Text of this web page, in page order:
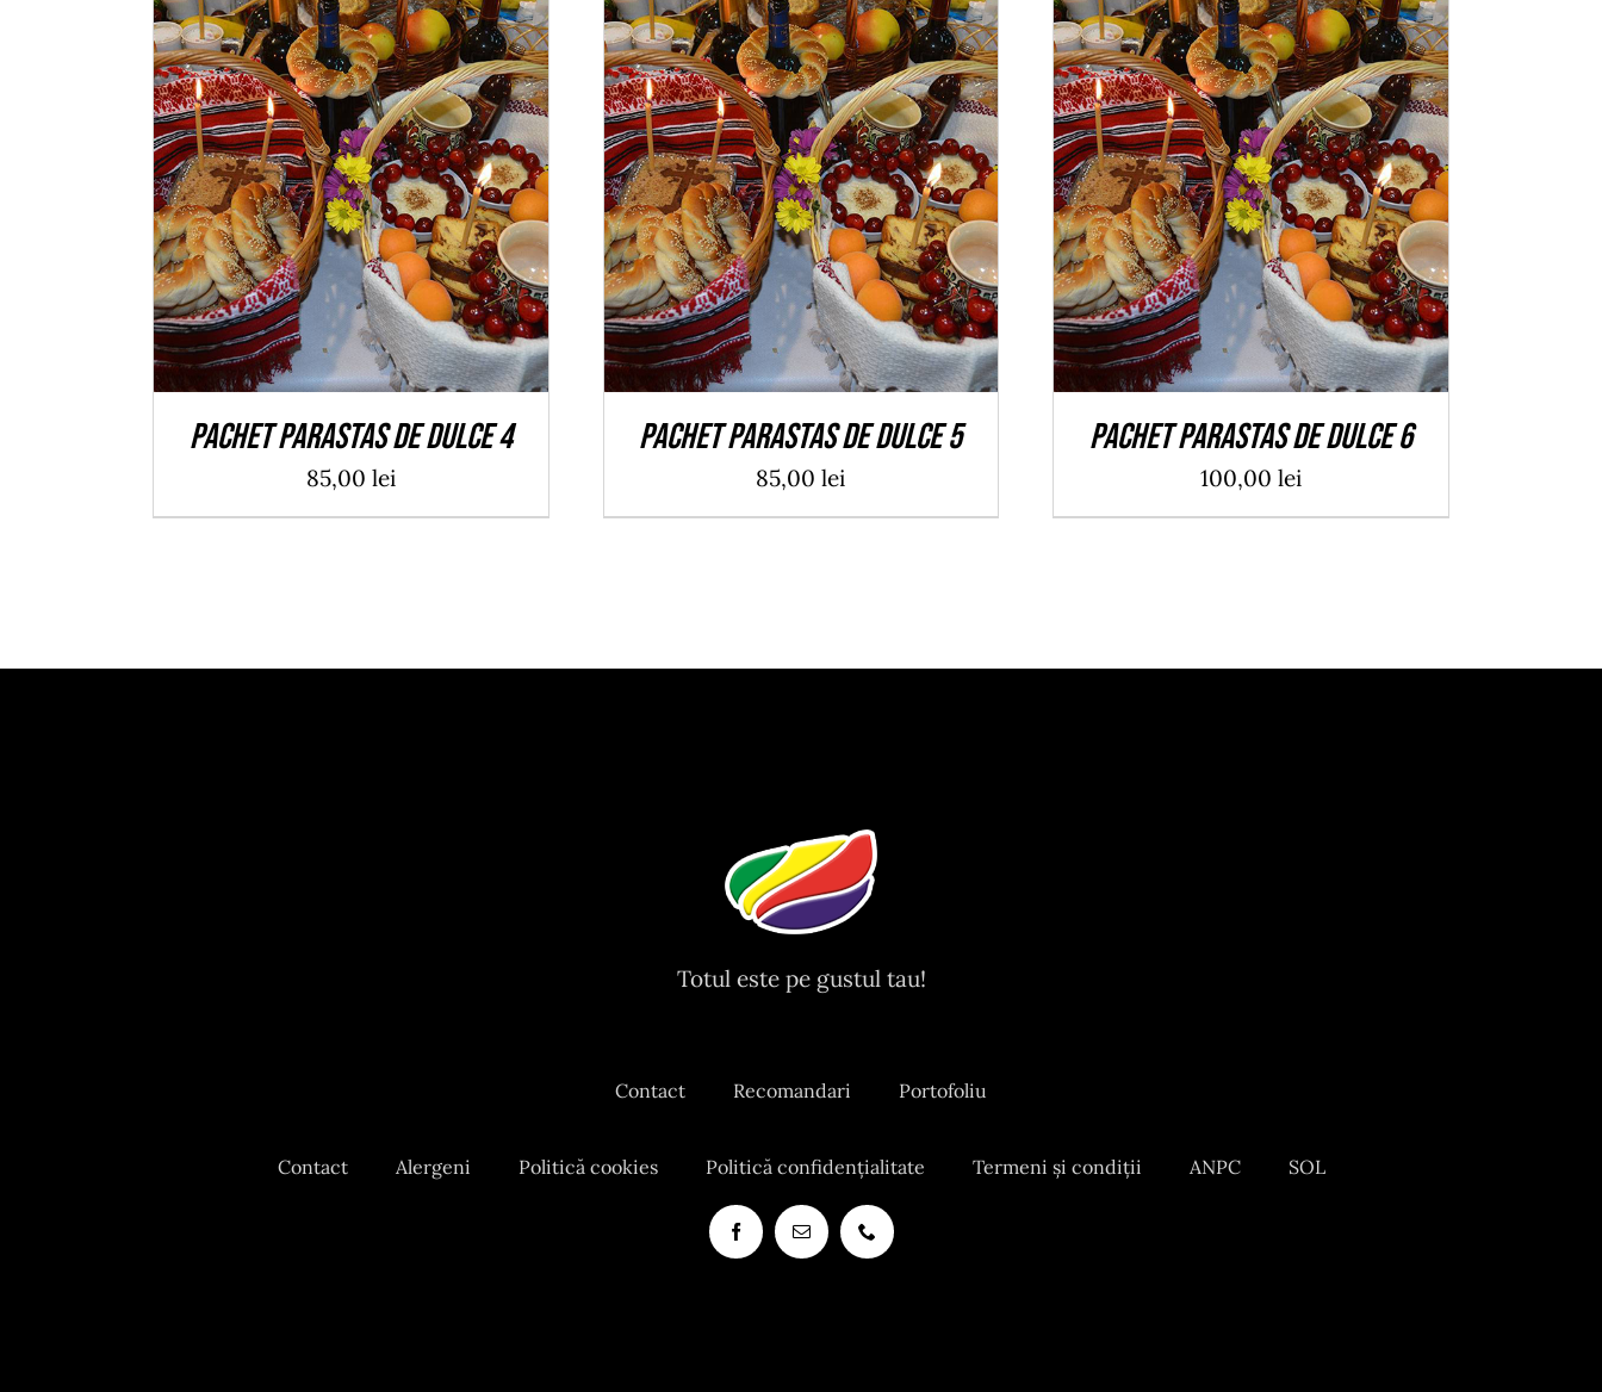
ADAUGĂ ÎN COȘ / DETALII
Pachet Parastas de Dulce 4
85,00lei
ADAUGĂ ÎN COȘ / DETALII
Pachet Parastas de Dulce 5
85,00lei
ADAUGĂ ÎN COȘ / DETALII
Pachet Parastas de Dulce 6
100,00 lei
Totul este pe gustul tau!
Contact Recomandari Portofoliu
Contact Alergeni Politică cookies Politică confidențialitate Termeni și condiții ANPC SOL